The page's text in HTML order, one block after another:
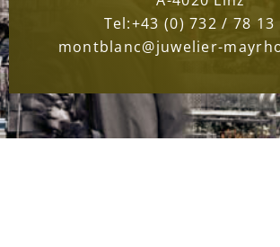
Tel:+43 (0) 732 / 78 13
montblanc@juwelier-